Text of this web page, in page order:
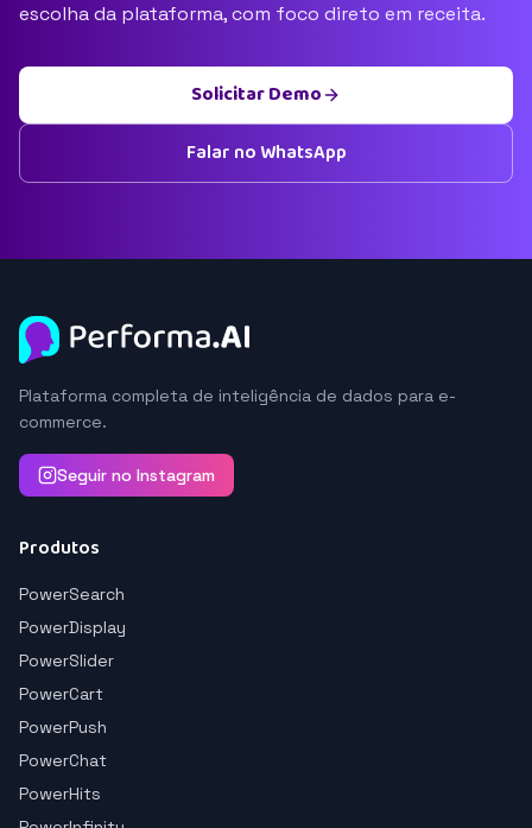
escolha da plataforma, com foco direto em receita.
Solicitar Demo
Falar no WhatsApp
Plataforma completa de inteligência de dados para e-
commerce.
Seguir no Instagram
Produtos
PowerSearch
PowerDisplay
PowerSlider
PowerCart
PowerPush
PowerChat
PowerHits